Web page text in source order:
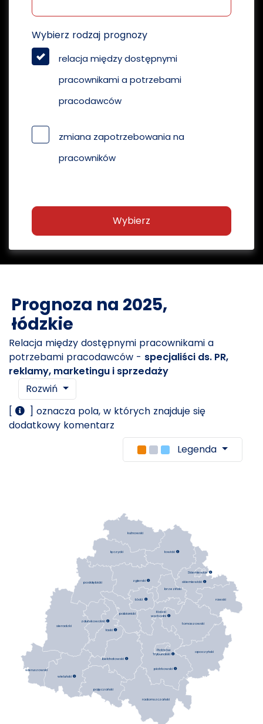
Wybierz rodzaj prognozy
relacja między dostępnymi
pracownikami a potrzebami
pracodawców
zmiana zapotrzebowania na
pracowników
Wybierz
Prognoza na 2025,
łódzkie
Relacja między dostępnymi pracownikami a
potrzebami pracodawców - specjaliści ds. PR,
reklamy, marketingu i sprzedaży
Rozwiń
[
] oznacza pola, w których znajduje się
dodatkowy komentarz
Legenda
bełchatowski 
kutnowski
łaski 
łęczycki łowicki 
łódzki
wschodni 
opoczyński
pabianicki
pajęczański
piotrkowski 
poddębicki
radomszczański
rawski
sieradzki
skierniewicki
tomaszowski
wieluński 
wieruszowski
zduńskowolski 
zgierski
brzeziński
Łódź 
Piotrków
Trybunalski
Skierniewice